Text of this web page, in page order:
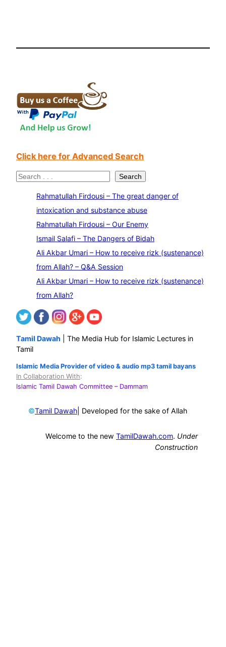
Click here for Advanced Search
S
Search
Rahmatullah Firdousi – The great danger of
intoxication and substance abuse
Rahmatullah Firdousi – Our Enemy
Ismail Salafi – The Dangers of Bidah
Ali Akbar Umari – How to receive rizk (sustenance)
from Allah? – Q&A Session
Ali Akbar Umari – How to receive rizk (sustenance)
from Allah?
Tamil Dawah | The Media Hub for Islamic Lectures in
Tamil
Islamic Media Provider of video & audio mp3 tamil bayans
In Collaboration With:
Islamic Tamil Dawah Committee – Dammam
©Tamil Dawah | Developed for the sake of Allah
Welcome to the new TamilDawah.com. Under
Construction